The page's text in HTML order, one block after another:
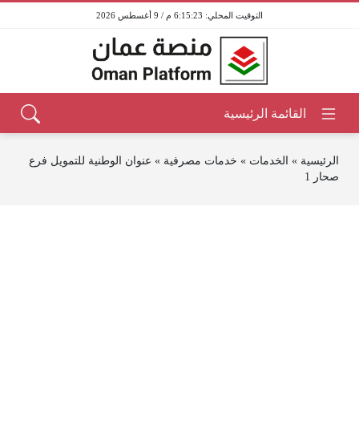
6:15:23 م / 9 أغسطس 2026
الرئيسية » الخدمات » خدمات مصرفية » عنوان الوطنية للتمويل فرع
صحار 1